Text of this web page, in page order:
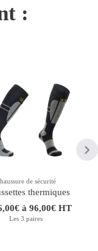
:
de sécurité
thermiques
à 96,00€ HT
Les 3 paires